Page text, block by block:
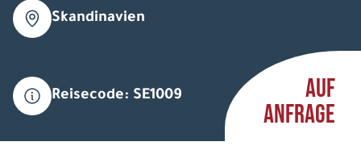
Skandinavien
Reisecode: SE1009
AUF
ANFRAGE